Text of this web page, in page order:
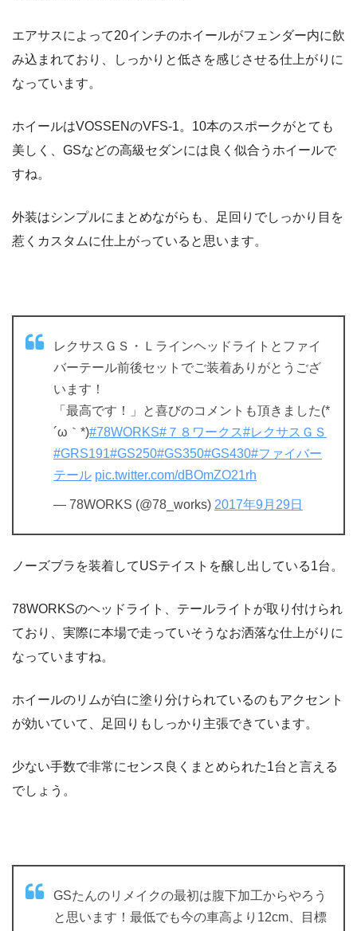
エアサスによって20インチのホイールがフェンダー内に飲
み込まれており、しっかりと低さを感じさせる仕上がりに
なっています。
ホイールはVOSSENのVFS-1。10本のスポークがとても
美しく、GSなどの高級セダンには良く似合うホイールで
すね。
外装はシンプルにまとめながらも、足回りでしっかり目を
惹くカスタムに仕上がっていると思います。
レクサスＧＳ・Ｌラインヘッドライトとファイ
バーテール前後セットでご装着ありがとうござ
います！
「最高です！」と喜びのコメントも頂きました(*
´ω｀*)#78WORKS#７８ワークス#レクサスＧＳ
#GRS191#GS250#GS350#GS430#ファイバー
テール pic.twitter.com/dBOmZO21rh
— 78WORKS (@78_works) 2017年9月29日
ノーズブラを装着してUSテイストを醸し出している1台。
78WORKSのヘッドライト、テールライトが取り付けられ
ており、実際に本場で走っていそうなお洒落な仕上がりに
なっていますね。
ホイールのリムが白に塗り分けられているのもアクセント
が効いていて、足回りもしっかり主張できています。
少ない手数で非常にセンス良くまとめられた1台と言える
でしょう。
GSたんのリメイクの最初は腹下加工からやろう
と思います！最低でも今の車高より12cm、目標